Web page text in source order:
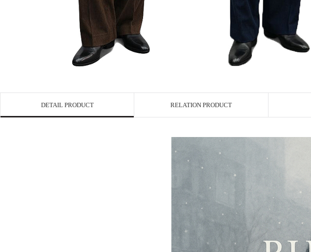
DETAIL PRODUCT RELATION PRODUCT